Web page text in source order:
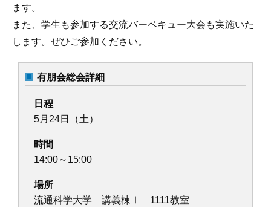
ます。
また、学生も参加する交流バーベキュー大会も実施いた
します。ぜひご参加ください。
有朋会総会詳細
日程
5月24日（土）
時間
14:00～15:00
場所
流通科学大学 講義棟Ⅰ 1111教室